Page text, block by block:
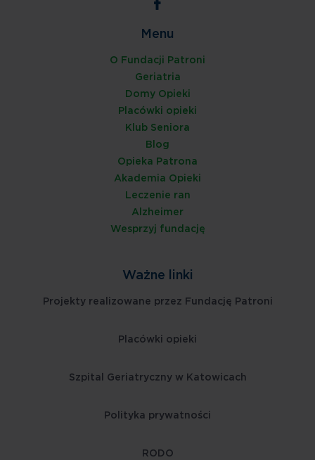
Menu
O Fundacji Patroni
Geriatria
Domy Opieki
Placówki opieki
Klub Seniora
Blog
Opieka Patrona
Akademia Opieki
Leczenie ran
Alzheimer
Wesprzyj fundację
Ważne linki
Projekty realizowane przez Fundację Patroni
Placówki opieki
Szpital Geriatryczny w Katowicach
Polityka prywatności
RODO